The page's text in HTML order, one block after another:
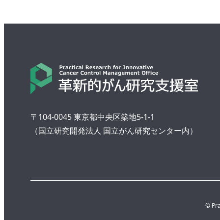
〒104-0045 東京都中央区築地5-1-1
（国立研究開発法人 国立がん研究センター内）
©